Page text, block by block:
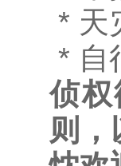
* 天
* 自
侦
则